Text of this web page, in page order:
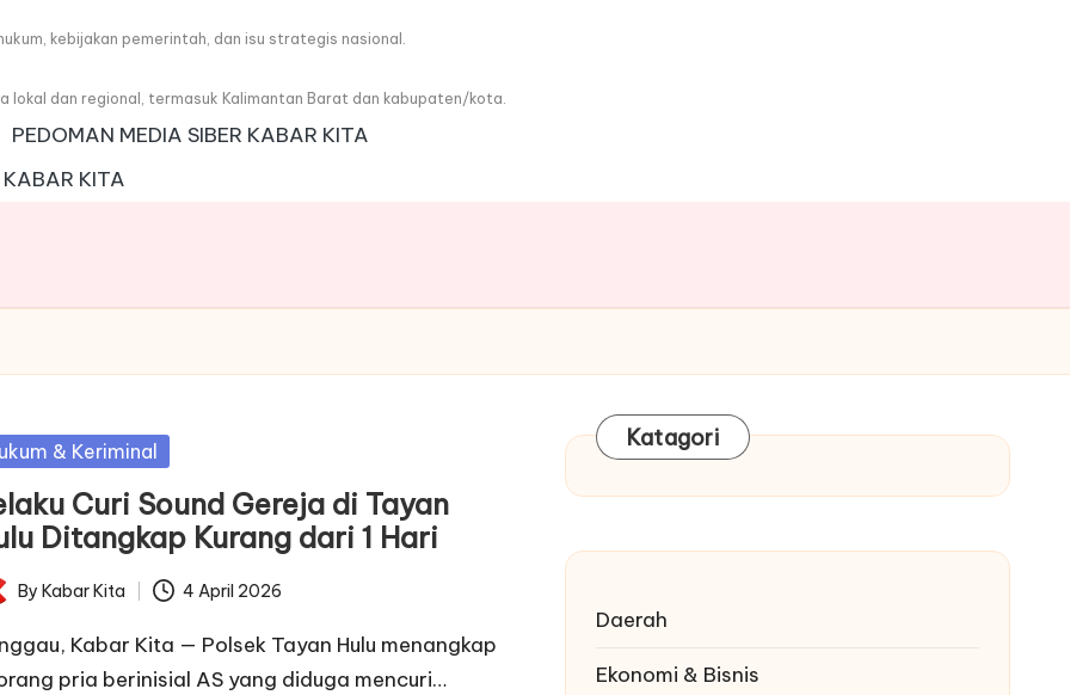
kebijakan pemerintah, dan isu strategis nasional.
lokal dan regional, termasuk Kalimantan Barat dan kabupaten/kota.
PEDOMAN MEDIA SIBER KABAR KITA
KABAR KITA
& Keriminal
Curi Sound Gereja di Tayan
Ditangkap Kurang dari 1 Hari
By Kabar Kita 4 April 2026
Kabar Kita — Polsek Tayan Hulu menangkap
pria berinisial AS yang diduga mencuri…
Katagori
Daerah
Ekonomi & Bisnis